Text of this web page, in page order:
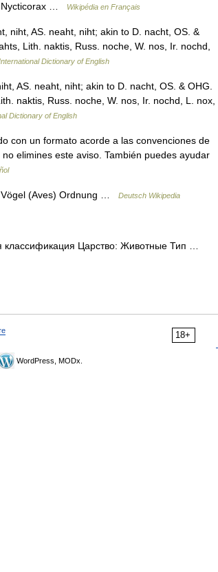
Nycticorax … Wikipédia en Français
niht, AS. neaht, niht; akin to D. nacht, OS. &
Lith. naktis, Russ. noche, W. nos, Ir. nochd,
Dictionary of English
AS. neaht, niht; akin to D. nacht, OS. & OHG.
naktis, Russ. noche, W. nos, Ir. nochd, L. nox,
Dictionary of English
con un formato acorde a las convenciones de
elimines este aviso. También puedes ayudar
(Aves) Ordnung … Deutsch Wikipedia
Царство: Животные Тип …
18+
WordPress, MODx.